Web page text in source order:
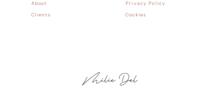
Privacy Policy
About
Cookies
Clients